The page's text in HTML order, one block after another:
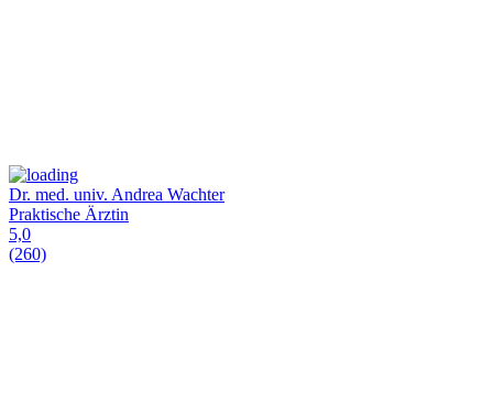
Dr. med. univ. Andrea Wachter
Praktische Ärztin
5,0
(260)